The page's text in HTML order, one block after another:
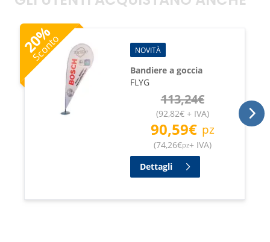
20
%
Sconto NOVITÀ
Bandiere a goccia
FLYG
113,24€
(92,82€+ IVA)
90,59€ pz
(74,26€pz+ IVA)
Dettagli